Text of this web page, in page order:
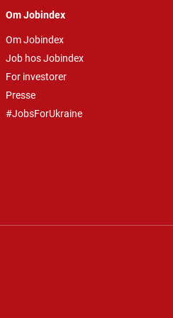
Om Jobindex
Om Jobindex
Job hos Jobindex
For investorer
Presse
#JobsForUkraine